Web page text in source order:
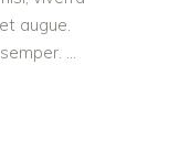
augue.